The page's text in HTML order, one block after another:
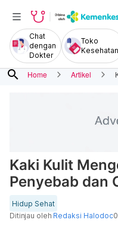
Chat
dengan
Dokter
Toko
Kesehatan
search Home Artikel
Kaki Kulit
Penyebab dan
Hidup Sehat
Ditinjau oleh Redaksi Halodoc